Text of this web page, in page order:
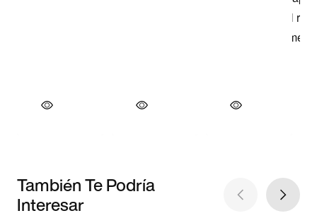
También Te Podría
Interesar